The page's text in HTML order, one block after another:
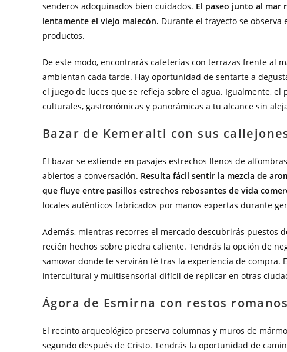
senderos adoquinados bien cuidados. El paseo junto al mar
lentamente el viejo malecón. Durante el trayecto se
productos.
De este modo, encontrarás cafeterías con terrazas frente al
ambientan cada tarde. Hay oportunidad de sentarte a
el juego de luces que se refleja sobre el agua. Igualmente,
culturales, gastronómicas y panorámicas a tu alcance sin
Bazar de Kemeralti con sus
El bazar se extiende en pasajes estrechos llenos de
abiertos a conversación. Resulta fácil sentir la mezcla de
que fluye entre pasillos estrechos rebosantes de vida
locales auténticos fabricados por manos expertas durante
Además, mientras recorres el mercado descubrirás puestos
recién hechos sobre piedra caliente. Tendrás la opción de
samovar donde te servirán té tras la experiencia de compra.
intercultural y multisensorial difícil de replicar en otras
Ágora de Esmirna con restos
El recinto arqueológico preserva columnas y muros de
segundo después de Cristo. Tendrás la oportunidad de